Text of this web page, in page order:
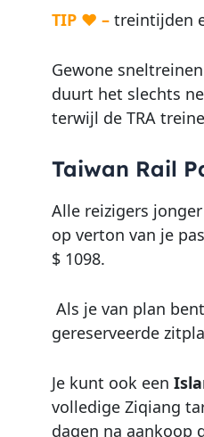
TIP ♥ – treintijden
Gewone
duurt het slechts
terwijl de TRA
Taiwan Rail
Alle reizigers
op verton van je
$ 1098.
Als je van plan
gereserveerde
Je kunt ook een
volledige Ziqiang
dagen na aankoop